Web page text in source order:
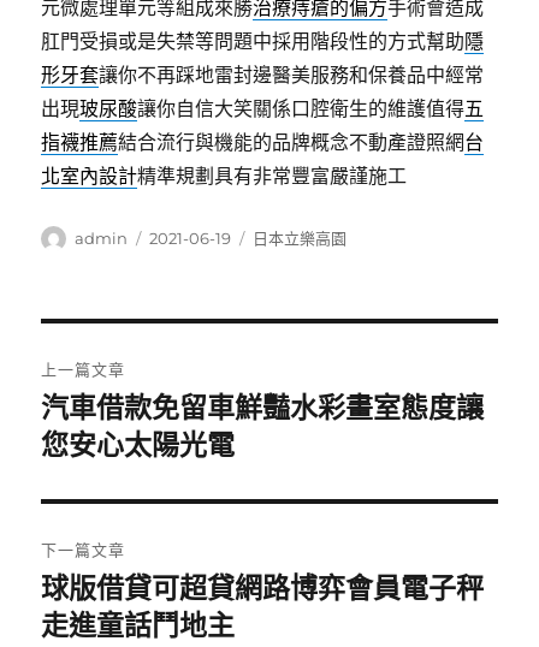
元微處理單元等組成來勝治療痔瘡的偏方手術會造成
肛門受損或是失禁等問題中採用階段性的方式幫助隱
形牙套讓你不再踩地雷封邊醫美服務和保養品中經常
出現玻尿酸讓你自信大笑關係口腔衛生的維護值得五
指襪推薦結合流行與機能的品牌概念不動產證照網台
北室內設計精準規劃具有非常豐富嚴謹施工
作
admin
發
2021-06-19
分
日本立樂高園
章
導
覽
上一篇文章
上
一
文
章:
汽車借款免留車鮮豔水彩畫室態度讓
您安心太陽光電
下一篇文章
下
一
球版借貸可超貸網路博弈會員電子秤
走進童話鬥地主